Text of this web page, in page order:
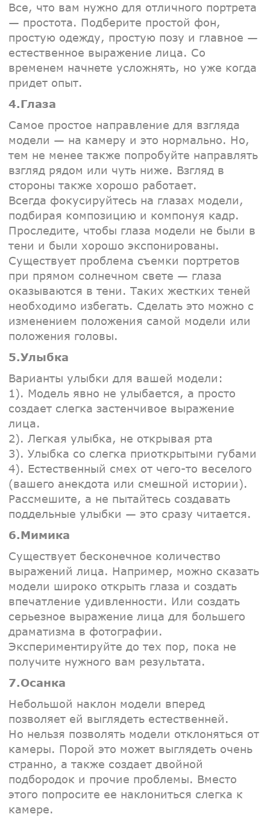
Все, что вам нужно для отличного портрета
— простота. Подберите простой фон,
простую одежду, простую позу и главное —
естественное выражение лица. Со
временем начнете усложнять, но уже когда
придет опыт.
4.Глаза
Самое простое направление для взгляда
модели — на камеру и это нормально. Но,
тем не менее также попробуйте направлять
взгляд рядом или чуть ниже. Взгляд в
стороны также хорошо работает.
Всегда фокусируйтесь на глазах модели,
подбирая композицию и компонуя кадр.
Проследите, чтобы глаза модели не были в
тени и были хорошо экспонированы.
Существует проблема съемки портретов
при прямом солнечном свете — глаза
оказываются в тени. Таких жестких теней
необходимо избегать. Сделать это можно с
изменением положения самой модели или
положения головы.
5.Улыбка
Варианты улыбки для вашей модели:
1). Модель явно не улыбается, а просто
создает слегка застенчивое выражение
лица.
2). Легкая улыбка, не открывая рта
3). Улыбка со слегка приоткрытыми губами
4). Естественный смех от чего-то веселого
(вашего анекдота или смешной истории).
Рассмешите, а не пытайтесь создавать
поддельные улыбки — это сразу читается.
6.Мимика
Существует бесконечное количество
выражений лица. Например, можно сказать
модели широко открыть глаза и создать
впечатление удивленности. Или создать
серьезное выражение лица для большего
драматизма в фотографии.
Экспериментируйте до тех пор, пока не
получите нужного вам результата.
7.Осанка
Небольшой наклон модели вперед
позволяет ей выглядеть естественней.
Но нельзя позволять модели отклоняться от
камеры. Порой это может выглядеть очень
странно, а также создает двойной
подбородок и прочие проблемы. Вместо
этого попросите ее наклониться слегка к
камере.